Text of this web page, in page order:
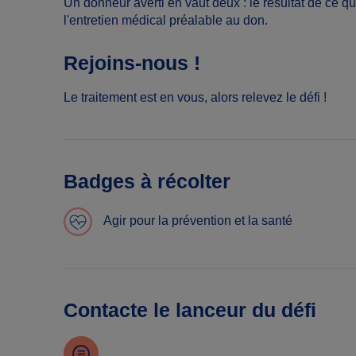
Un donneur averti en vaut deux : le résultat de ce
l'entretien médical préalable au don.
Rejoins-nous !
Le traitement est en vous, alors relevez le défi !
Badges à récolter
Agir pour la prévention et la santé
Contacte le lanceur du défi